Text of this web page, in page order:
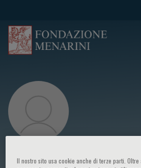
Nicholas Hart
Il nostro sito usa cookie anche di terze parti. Oltre